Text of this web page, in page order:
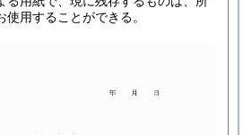
用することができる。